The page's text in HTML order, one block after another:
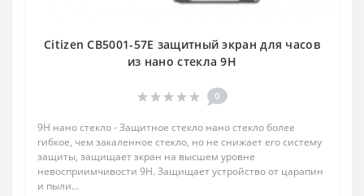
Citizen CB5001-57E защитный экран для часов
из нано стекла 9H
0
9H нано стекло - Защитное стекло нано стекло более
гибкое, чем закаленное стекло, но не снижает его систему
защиты, защищает экран на высшем уровне
невосприимчивости 9H. Защищает устройство от царапин
и пыли...